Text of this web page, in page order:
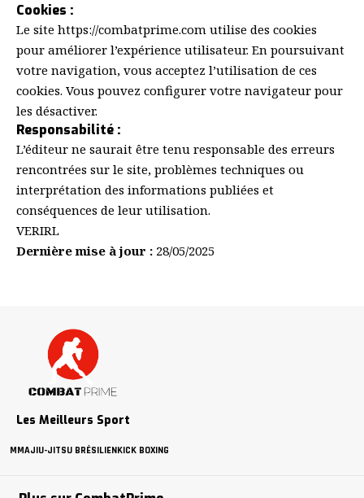
Cookies :
Le site https://combatprime.com utilise des cookies
pour améliorer l’expérience utilisateur. En poursuivant
votre navigation, vous acceptez l’utilisation de ces
cookies. Vous pouvez configurer votre navigateur pour
les désactiver.
Responsabilité :
L’éditeur ne saurait être tenu responsable des erreurs
rencontrées sur le site, problèmes techniques ou
interprétation des informations publiées et
conséquences de leur utilisation.
VERIRL
Dernière mise à jour : 28/05/2025
Les Meilleurs Sport
MMAJIU-JITSU BRÉSILIENKICK BOXING